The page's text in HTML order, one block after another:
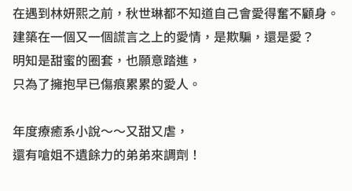
在遇到林妍熙之前，秋世琳都不知道自己會愛得奮不顧身。
建築在一個又一個謊言之上的愛情，是欺騙，還是愛？
明知是甜蜜的圈套，也願意踏進，
只為了擁抱早已傷痕累累的愛人。
年度療癒系小說～～又甜又虐，
還有嗆姐不遺餘力的弟弟來調劑！